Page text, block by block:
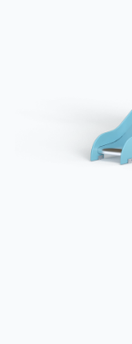
Спорт
4